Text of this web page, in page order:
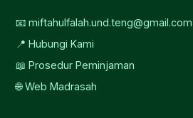
📧 miftahulfalah.und.teng@gmail.com
📍 Hubungi Kami
📖 Prosedur Peminjaman
🌐 Web Madrasah